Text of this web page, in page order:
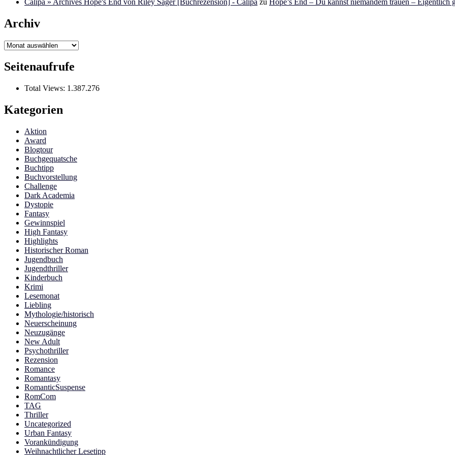
Archiv
Archiv
Seitenaufrufe
Total Views: 1.387.276
Kategorien
Aktion
Award
Blogtour
Buchgequatsche
Buchtipp
Buchvorstellung
Challenge
Dark Academia
Dystopie
Fantasy
Gewinnspiel
High Fantasy
Highlights
Historischer Roman
Jugendbuch
Jugendthriller
Kinderbuch
Krimi
Lesemonat
Liebling
Mythologie/historisch
Neuerscheinung
Neuzugänge
New Adult
Psychothriller
Rezension
Romance
Romantasy
RomanticSuspense
RomCom
TAG
Thriller
Uncategorized
Urban Fantasy
Vorankündigung
Weihnachtlicher Lesetipp